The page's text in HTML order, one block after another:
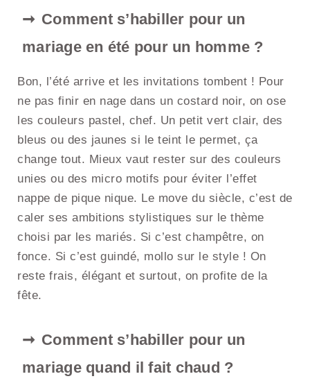
Comment s’habiller pour un
mariage en été pour un homme ?
Bon, l’été arrive et les invitations tombent ! Pour
ne pas finir en nage dans un costard noir, on ose
les couleurs pastel, chef. Un petit vert clair, des
bleus ou des jaunes si le teint le permet, ça
change tout. Mieux vaut rester sur des couleurs
unies ou des micro motifs pour éviter l’effet
nappe de pique nique. Le move du siècle, c’est de
caler ses ambitions stylistiques sur le thème
choisi par les mariés. Si c’est champêtre, on
fonce. Si c’est guindé, mollo sur le style ! On
reste frais, élégant et surtout, on profite de la
fête.
Comment s’habiller pour un
mariage quand il fait chaud ?